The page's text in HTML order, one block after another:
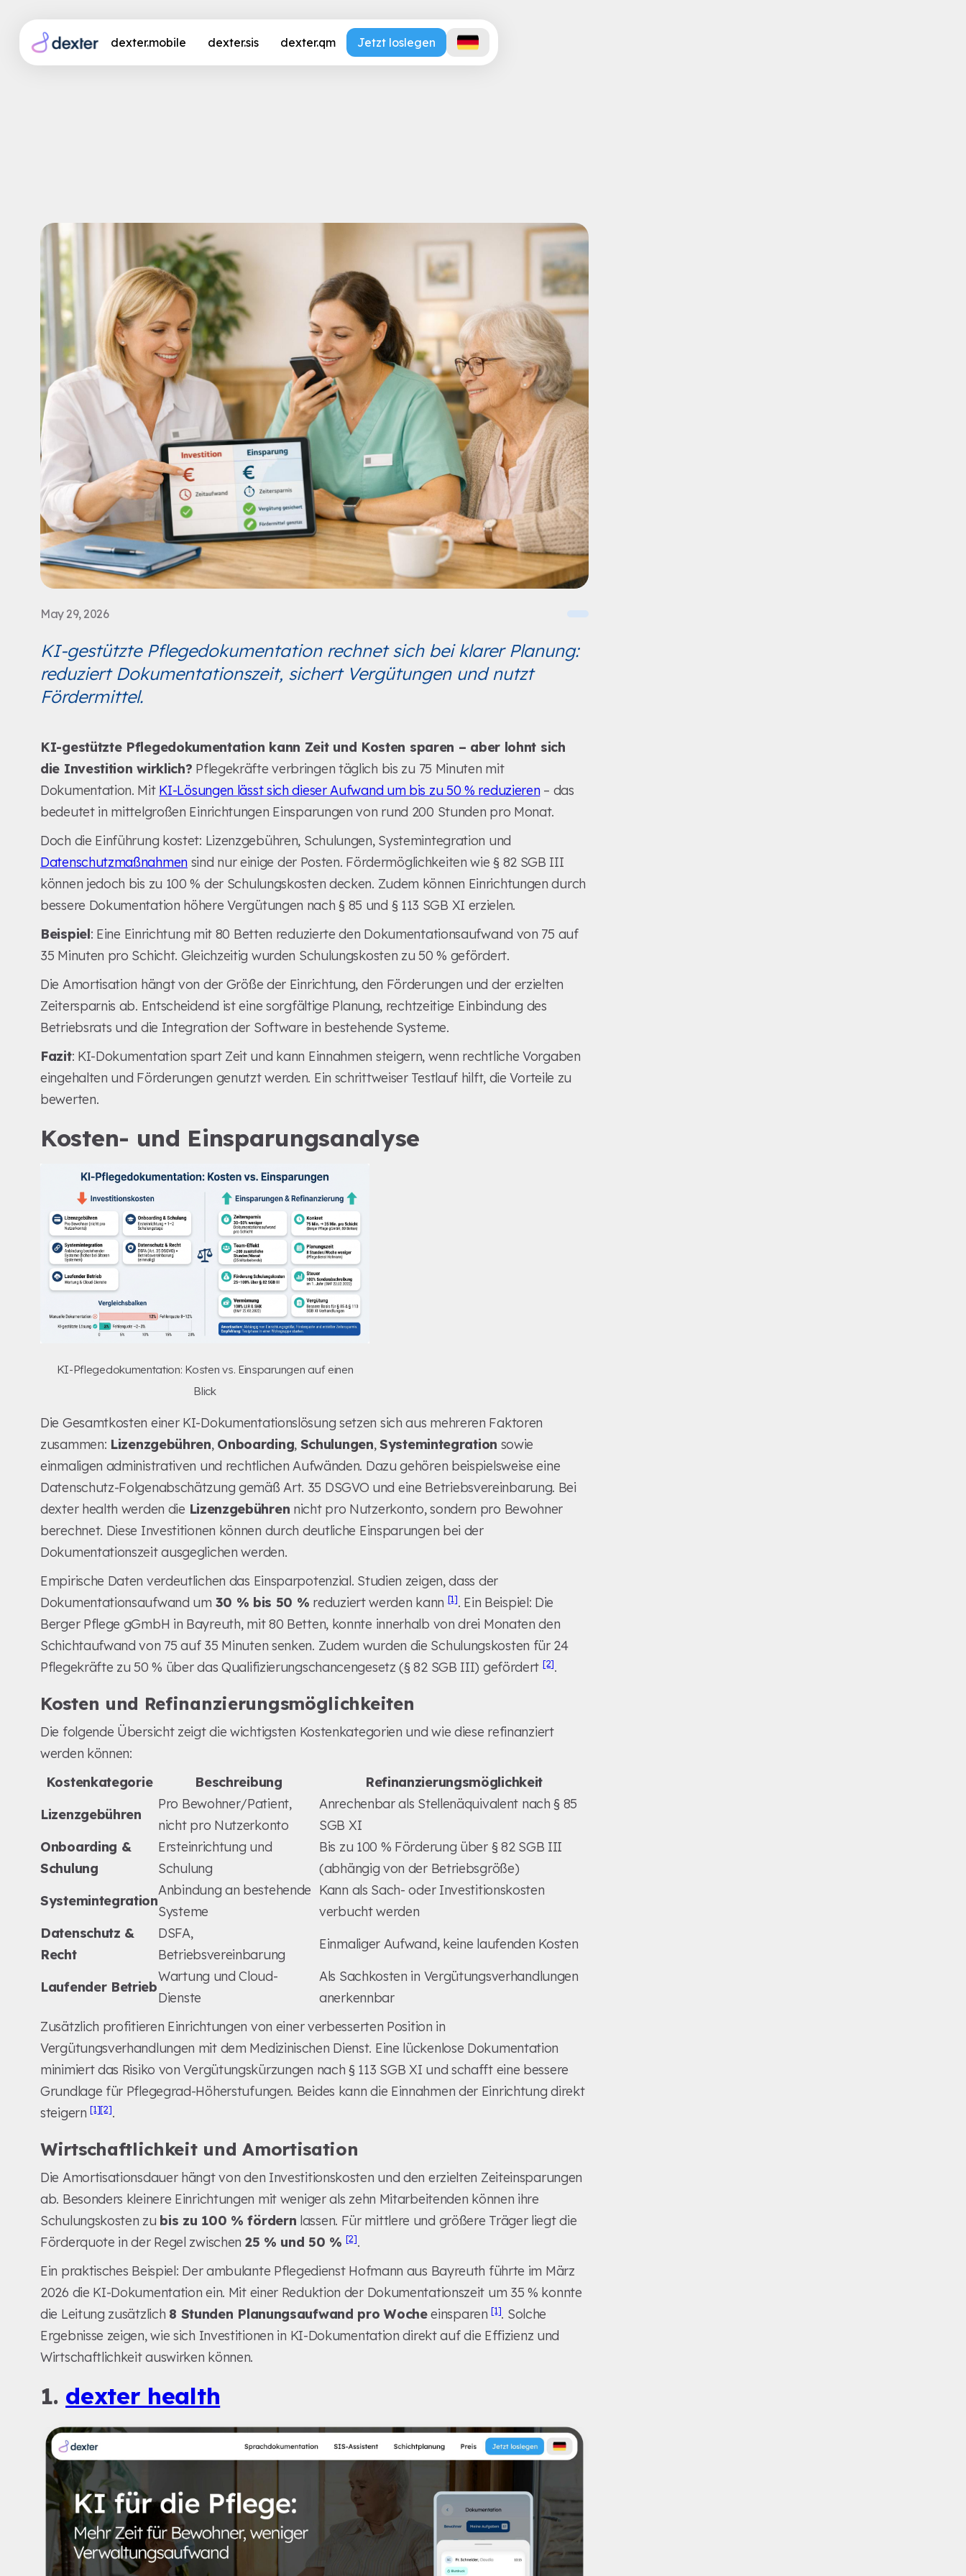
dexter.mobile dexter.sis dexter.qm Jetzt loslegen
May 29, 2026
KI-gestützte Pflegedokumentation rechnet sich bei klarer Planung:
reduziert Dokumentationszeit, sichert Vergütungen und nutzt
Fördermittel.
KI-gestützte Pflegedokumentation kann Zeit und Kosten sparen – aber lohnt sich
die Investition wirklich? Pflegekräfte verbringen täglich bis zu 75 Minuten mit
Dokumentation. Mit KI-Lösungen lässt sich dieser Aufwand um bis zu 50 % reduzieren – das
bedeutet in mittelgroßen Einrichtungen Einsparungen von rund 200 Stunden pro Monat.
Doch die Einführung kostet: Lizenzgebühren, Schulungen, Systemintegration und
Datenschutzmaßnahmen sind nur einige der Posten. Fördermöglichkeiten wie § 82 SGB III
können jedoch bis zu 100 % der Schulungskosten decken. Zudem können Einrichtungen durch
bessere Dokumentation höhere Vergütungen nach § 85 und § 113 SGB XI erzielen.
Beispiel: Eine Einrichtung mit 80 Betten reduzierte den Dokumentationsaufwand von 75 auf
35 Minuten pro Schicht. Gleichzeitig wurden Schulungskosten zu 50 % gefördert.
Die Amortisation hängt von der Größe der Einrichtung, den Förderungen und der erzielten
Zeitersparnis ab. Entscheidend ist eine sorgfältige Planung, rechtzeitige Einbindung des
Betriebsrats und die Integration der Software in bestehende Systeme.
Fazit: KI-Dokumentation spart Zeit und kann Einnahmen steigern, wenn rechtliche Vorgaben
eingehalten und Förderungen genutzt werden. Ein schrittweiser Testlauf hilft, die Vorteile zu
bewerten.
Kosten- und Einsparungsanalyse
KI-Pflegedokumentation: Kosten vs. Einsparungen auf einen
Blick
Die Gesamtkosten einer KI-Dokumentationslösung setzen sich aus mehreren Faktoren
zusammen: Lizenzgebühren, Onboarding, Schulungen,Systemintegration sowie
einmaligen administrativen und rechtlichen Aufwänden. Dazu gehören beispielsweise eine
Datenschutz-Folgenabschätzung gemäß Art. 35 DSGVO und eine Betriebsvereinbarung. Bei
dexter health werden die Lizenzgebühren nicht pro Nutzerkonto, sondern pro Bewohner
berechnet. Diese Investitionen können durch deutliche Einsparungen bei der
Dokumentationszeit ausgeglichen werden.
Empirische Daten verdeutlichen das Einsparpotenzial. Studien zeigen, dass der
Dokumentationsaufwand um 30 % bis 50 % reduziert werden kann[1]. Ein Beispiel: Die
Berger Pflege gGmbH in Bayreuth, mit 80 Betten, konnte innerhalb von drei Monaten den
Schichtaufwand von 75 auf 35 Minuten senken. Zudem wurden die Schulungskosten für 24
Pflegekräfte zu 50 % über das Qualifizierungschancengesetz (§ 82 SGB III) gefördert[2].
Kosten und Refinanzierungsmöglichkeiten
Die folgende Übersicht zeigt die wichtigsten Kostenkategorien und wie diese refinanziert
werden können:
Kostenkategorie
Beschreibung
Refinanzierungsmöglichkeit
Lizenzgebühren
Pro Bewohner/Patient,
nicht pro Nutzerkonto
Anrechenbar als Stellenäquivalent nach § 85
SGB XI
Onboarding &
Schulung
Ersteinrichtung und
Schulung
Bis zu 100 % Förderung über § 82 SGB III
(abhängig von der Betriebsgröße)
Systemintegration
Anbindung an bestehende
Systeme
Kann als Sach- oder Investitionskosten
verbucht werden
Datenschutz &
Recht
DSFA,
Betriebsvereinbarung
Einmaliger Aufwand, keine laufenden Kosten
Laufender Betrieb
Wartung und Cloud-
Dienste
Als Sachkosten in Vergütungsverhandlungen
anerkennbar
Zusätzlich profitieren Einrichtungen von einer verbesserten Position in
Vergütungsverhandlungen mit dem Medizinischen Dienst. Eine lückenlose Dokumentation
minimiert das Risiko von Vergütungskürzungen nach § 113 SGB XI und schafft eine bessere
Grundlage für Pflegegrad-Höherstufungen. Beides kann die Einnahmen der Einrichtung direkt
steigern[1][2].
Wirtschaftlichkeit und Amortisation
Die Amortisationsdauer hängt von den Investitionskosten und den erzielten Zeiteinsparungen
ab. Besonders kleinere Einrichtungen mit weniger als zehn Mitarbeitenden können ihre
Schulungskosten zu bis zu 100 % fördern lassen. Für mittlere und größere Träger liegt die
Förderquote in der Regel zwischen 25 % und 50 % [2].
Ein praktisches Beispiel: Der ambulante Pflegedienst Hofmann aus Bayreuth führte im März
2026 die KI-Dokumentation ein. Mit einer Reduktion der Dokumentationszeit um 35 % konnte
die Leitung zusätzlich 8 Stunden Planungsaufwand pro Wocheeinsparen[1]. Solche
Ergebnisse zeigen, wie sich Investitionen in KI-Dokumentation direkt auf die Effizienz und
Wirtschaftlichkeit auswirken können.
1. dexter health